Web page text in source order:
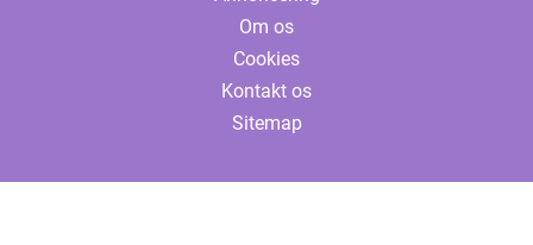
Om os
Cookies
Kontakt os
Sitemap